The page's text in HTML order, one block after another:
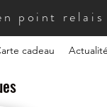
point
cadeau Actualité